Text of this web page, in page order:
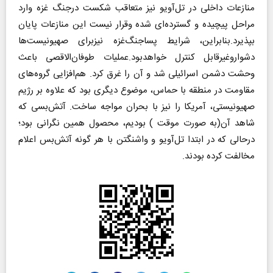
منازعات داخلی در تل‌آویو نیز متعاقب شکست درجنگ غزه وارد
مراحل پیچیده و گسترده‌ای شده وقرار نیست این منازعات پایان
بپذیرد.بنابراین، شرایط پساجنگ‌غزه نیزبرای صهیونیست‌ها
دشواروغیر‌قابل کنترل خواهدبود.عملیات طوفان‌الاقصی باعث
وحشت دشمن اسرائیلی شد و آن را غرق کرد. هم‌افزایی گروه‌های
مقاومت در منطقه با حماس، موضوع دیگری بود که علاوه بر رژیم
صهیونیستی، آمریکا را نیز با بحران مواجه ساخت. آتش‌بسی که
شاهد آن(به صورت موقت ) بودیم، محصول همین نگرانی بود؛
در‌حالی که در ابتدا تل‌آویو و واشنگتن با هر گونه آتش‌بس اعلام
مخالفت کرده بودند.